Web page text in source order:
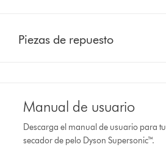
Piezas de repuesto
Manual de usuario
Descarga el manual de usuario para tu
secador de pelo Dyson Supersonic™.